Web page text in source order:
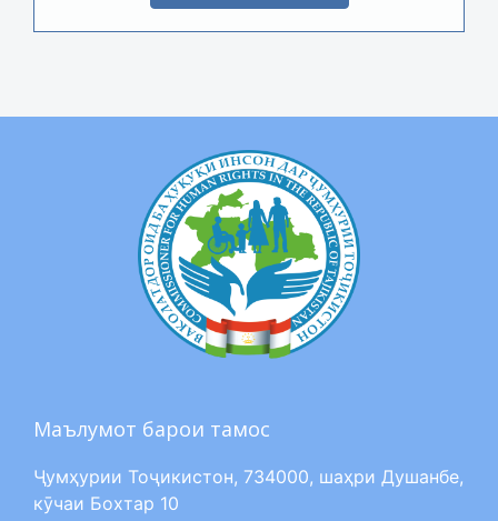
Маълумот барои тамос
Ҷумҳурии Тоҷикистон, 734000, шаҳри Душанбе,
кӯчаи Бохтар 10